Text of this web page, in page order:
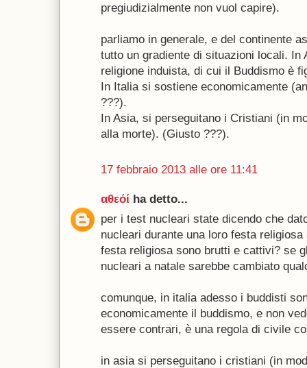
pregiudizialmente non vuol capire).
parliamo in generale, e del continente
tutto un gradiente di situazioni locali. In
religione induista, di cui il Buddismo è
In Italia si sostiene economicamente
???).
In Asia, si perseguitano i Cristiani (in
alla morte). (Giusto ???).
17 febbraio 2013 alle ore 11:41
αθεόί ha detto...
per i test nucleari state dicendo che
nucleari durante una loro festa
festa religiosa sono brutti e cattivi? se
nucleari a natale sarebbe cambiato
comunque, in italia adesso i buddisti
economicamente il buddismo, e non
essere contrari, è una regola di civile
in asia si perseguitano i cristiani (in